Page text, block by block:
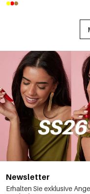
Newsletter
Erhalten Sie exklusive